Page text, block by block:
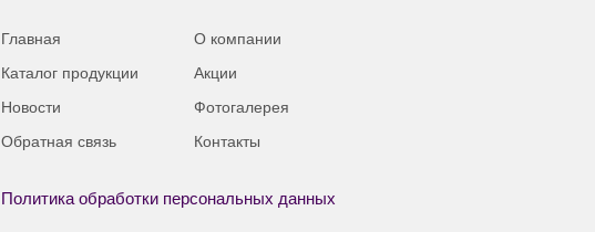
Главная
О компании
Каталог продукции
Акции
Новости
Фотогалерея
Обратная связь
Контакты
Политика обработки персональных данных